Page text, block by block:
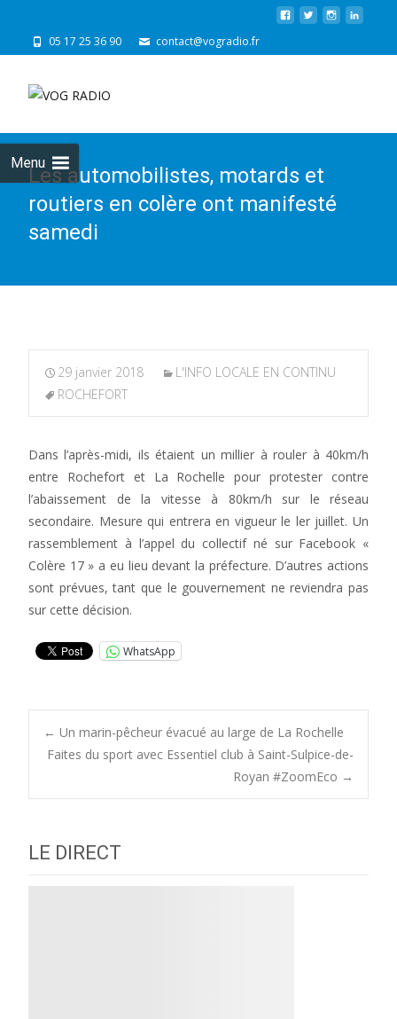
05 17 25 36 90 contact@vogradio.fr
Menu
Les automobilistes, motards et
routiers en colère ont manifesté
samedi
29 janvier 2018
L'INFO LOCALE EN CONTINU
ROCHEFORT
Dans l’après-midi, ils étaient un millier à rouler à 40km/h
entre Rochefort et La Rochelle pour protester contre
l’abaissement de la vitesse à 80km/h sur le réseau
secondaire. Mesure qui entrera en vigueur le ler juillet. Un
rassemblement à l’appel du collectif né sur Facebook «
Colère 17 » a eu lieu devant la préfecture. D’autres actions
sont prévues, tant que le gouvernement ne reviendra pas
sur cette décision.
WhatsApp
Post
navigation
← Un marin-pêcheur évacué au large de La Rochelle
Faites du sport avec Essentiel club à Saint-Sulpice-de-
Royan #ZoomEco →
LE DIRECT